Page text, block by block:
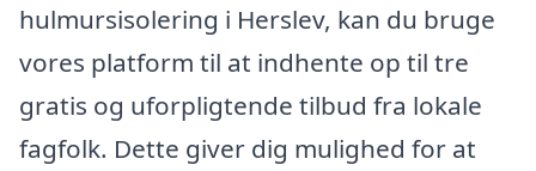
hulmursisolering i Herslev, kan du bruge
vores platform til at indhente op til tre
gratis og uforpligtende tilbud fra lokale
fagfolk. Dette giver dig mulighed for at